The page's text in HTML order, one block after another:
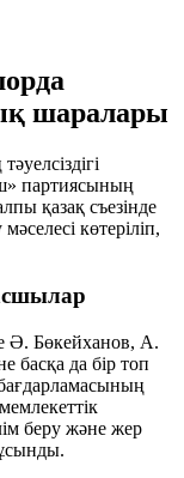
шаралары
партиясының
қазақ съезінде
көтеріліп,
Ә. Бөкейханов, А.
басқа да бір топ
беру және жер